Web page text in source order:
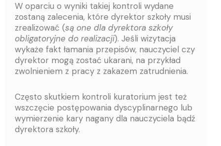
W oparciu o wyniki takiej kontroli wydane
zostaną zalecenia, które dyrektor szkoły musi
zrealizować (są one dla dyrektora szkoły
obligatoryjne do realizacji). Jeśli wizytacja
wykaże fakt łamania przepisów, nauczyciel czy
dyrektor mogą zostać ukarani, na przykład
zwolnieniem z pracy z zakazem zatrudnienia.
Często skutkiem kontroli kuratorium jest też
wszczęcie postępowania dyscyplinarnego lub
wymierzenie kary nagany dla nauczyciela bądź
dyrektora szkoły.